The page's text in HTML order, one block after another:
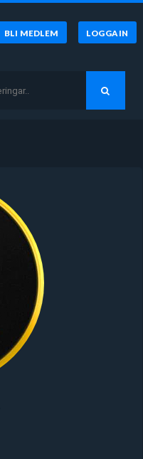
BLI MEDLEM LOGGA IN